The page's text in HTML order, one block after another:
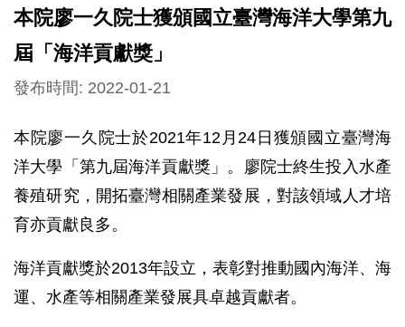
本院廖一久院士獲頒國立臺灣海洋大學第九
屆「海洋貢獻獎」
發布時間: 2022-01-21
本院廖一久院士於2021年12月24日獲頒國立臺灣海
洋大學「第九屆海洋貢獻獎」。廖院士終生投入水產
養殖研究，開拓臺灣相關產業發展，對該領域人才培
育亦貢獻良多。
海洋貢獻獎於2013年設立，表彰對推動國內海洋、海
運、水產等相關產業發展具卓越貢獻者。